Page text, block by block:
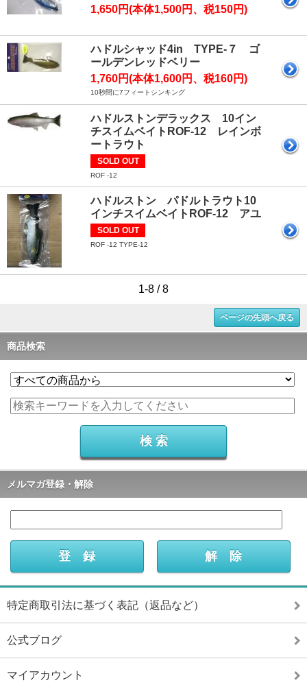
1,650円(本体1,500円、税150円)
ハドルシャッド4in TYPE-７ ゴ
ールデンレッドベリー
1,760円(本体1,600円、税160円)
10秒間に7フィートシンキング
ハドルストンデラックス 10イン
チスイムベイトROF-12 レインボ
ートラウト
SOLD OUT
ROF -12
ハドルストン パドルトラウト10
インチスイムベイトROF-12 アユ
SOLD OUT
ROF -12 TYPE-12
1-8 / 8
ページの先頭へ戻る
商品検索
メルマガ登録・解除
特定商取引法に基づく表記（返品など）
公式ブログ
マイアカウント